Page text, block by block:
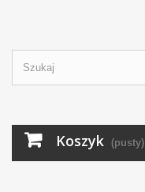
Koszyk (pusty)